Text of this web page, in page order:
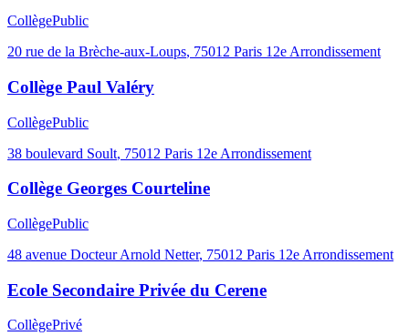
CollègePublic
20 rue de la Brèche-aux-Loups, 75012 Paris 12e Arrondissement
Collège Paul Valéry
CollègePublic
38 boulevard Soult, 75012 Paris 12e Arrondissement
Collège Georges Courteline
CollègePublic
48 avenue Docteur Arnold Netter, 75012 Paris 12e Arrondissement
Ecole Secondaire Privée du Cerene
CollègePrivé